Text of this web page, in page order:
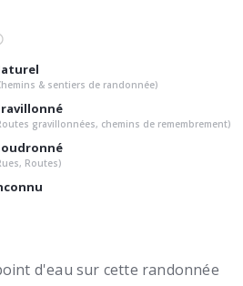
& sentiers de randonnée)
gravillonnées, chemins de remembrement)
Routes)
d'eau sur cette randonnée